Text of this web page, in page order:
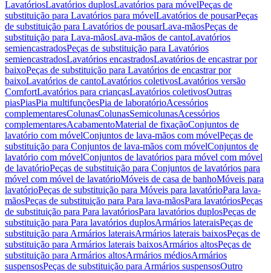
LavatóriosLavatórios duplosLavatórios para móvelPeças de
substituição para Lavatórios para móvelLavatórios de pousarPeças
de substituição para Lavatórios de pousarLava-mãosPeças de
substituição para Lava-mãosLava-mãos de cantoLavatórios
semiencastradosPeças de substituição para Lavatórios
semiencastradosLavatórios encastradosLavatórios de encastrar por
baixoPeças de substituição para Lavatórios de encastrar por
baixoLavatórios de cantoLavatórios coletivosLavatórios versão
ComfortLavatórios para criançasLavatórios coletivosOutras
piasPiasPia multifunçõesPia de laboratórioAcessórios
complementaresColunasColunasSemicolunasAcessórios
complementaresAcabamentoMaterial de fixaçãoConjuntos de
lavatório com móvelConjuntos de lava-mãos com móvelPeças de
substituição para Conjuntos de lava-mãos com móvelConjuntos de
lavatório com móvelConjuntos de lavatórios para móvel com móvel
de lavatórioPeças de substituição para Conjuntos de lavatórios para
móvel com móvel de lavatórioMóveis de casa de banhoMóveis para
lavatórioPeças de substituição para Móveis para lavatórioPara lava-
mãosPeças de substituição para Para lava-mãosPara lavatóriosPeças
de substituição para Para lavatóriosPara lavatórios duplosPeças de
substituição para Para lavatórios duplosArmários lateraisPeças de
substituição para Armários lateraisArmários laterais baixosPeças de
substituição para Armários laterais baixosArmários altosPeças de
substituição para Armários altosArmários médiosArmários
suspensosPeças de substituição para Armários suspensosOutro